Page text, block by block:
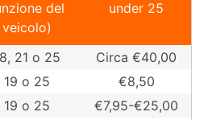
del
veicolo)
under 25
21 o 25
Circa €40,00
19 o 25
€8,50
19 o 25
€7,95-€25,00